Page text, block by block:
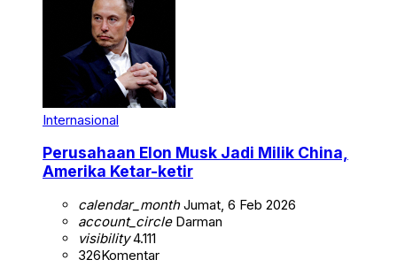
Internasional
Perusahaan Elon Musk Jadi Milik China,
Amerika Ketar-ketir
calendar_monthJumat, 6 Feb 2026
account_circleDarman
visibility4.111
326Komentar